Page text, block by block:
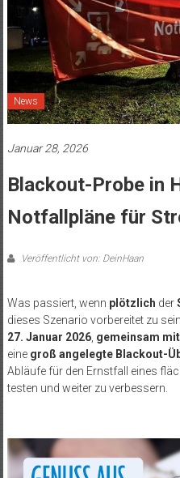
News
Januar 28, 2026
Blackout-Probe in
Notfallpläne für
Veröffentlicht von: DeinHaan
Was passiert, wenn plötzlich der
dieses Szenario vorbereitet zu
27. Januar 2026, gemeinsam mit
eine groß angelegte Blackout-
Abläufe für den Ernstfall eines
testen und weiter zu verbessern.